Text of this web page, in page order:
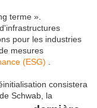
terme ».
pour les industries
mesures
(ESG)
consistera
Schwab, la